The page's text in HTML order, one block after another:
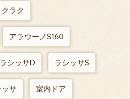
ラク
アラウーノS160
ラシッサD ラシッサS
サ 室内ドア